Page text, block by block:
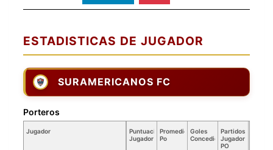
ESTADISTICAS DE JUGADOR
SURAMERICANOS FC
Jugador
Puntuación
Jugador
Promedio
Po
Goles
Concedidos
Partidos
Jugador
PO
Porteros